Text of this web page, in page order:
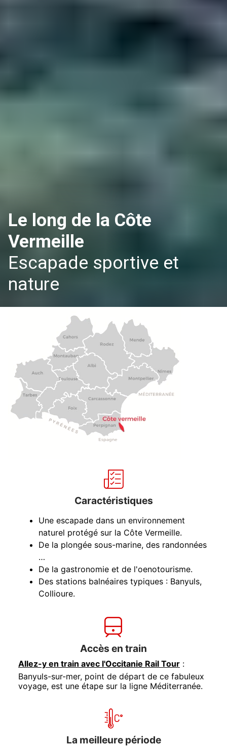
Le long de la Côte
Vermeille
Escapade sportive et
nature
Caractéristiques
Une escapade dans un environnement
naturel protégé sur la Côte Vermeille.
De la plongée sous-marine, des randonnées
…
De la gastronomie et de l'oenotourisme.
Des stations balnéaires typiques : Banyuls,
Collioure.
Accès en train
Allez-y en train avec l'Occitanie Rail Tour :
Banyuls-sur-mer, point de départ de ce fabuleux
voyage, est une étape sur la ligne Méditerranée.
La meilleure période